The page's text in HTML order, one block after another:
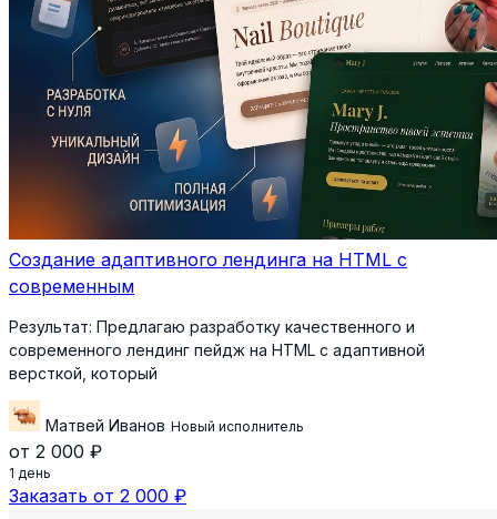
Создание адаптивного лендинга на HTML с
современным
Результат: Предлагаю разработку качественного и
современного лендинг пейдж на HTML с адаптивной
версткой, который
Матвей Иванов Новый исполнитель
от 2 000 ₽
1 день
Заказать от 2 000 ₽